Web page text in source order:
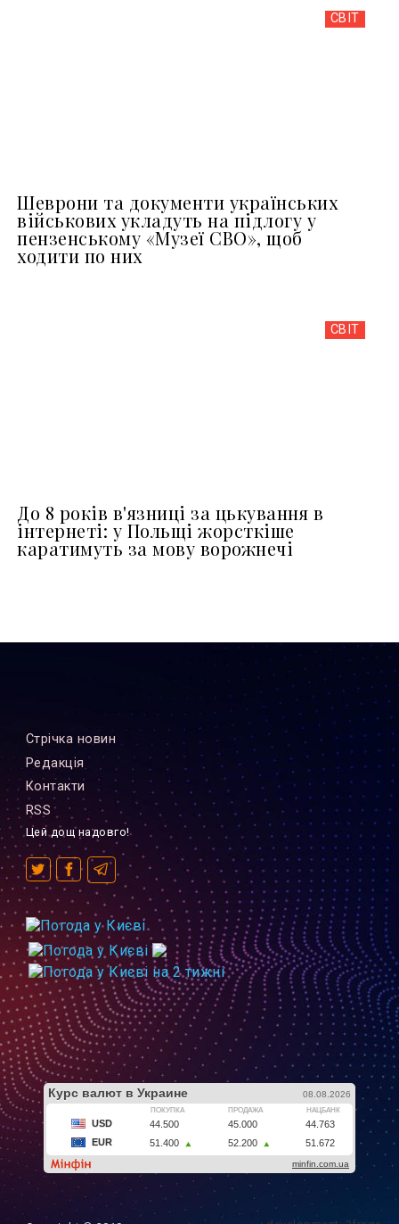
СВІТ
Шеврони та документи українських
військових укладуть на підлогу у
пензенському «Музеї СВО», щоб
ходити по них
СВІТ
До 8 років в'язниці за цькування в
інтернеті: у Польщі жорсткіше
каратимуть за мову ворожнечі
Стрiчка новин
Редакцiя
Контакти
RSS
Цей дощ надовго!